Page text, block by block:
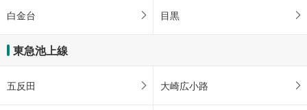
白金台 目黒
東急池上線
五反田 大崎広小路